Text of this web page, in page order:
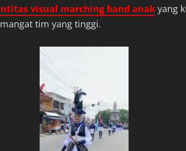
visual marching band anak yang
tim yang tinggi.